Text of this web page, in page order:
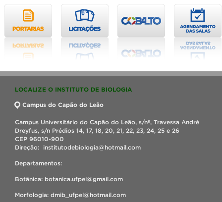
LOCALIZE O INSTITUTO DE BIOLOGIA
Campus do Capão do Leão
Campus Universitário do Capão do Leão, s/nº, Travessa André
Dreyfus, s/n Prédios 14, 17, 18, 20, 21, 22, 23, 24, 25 e 26
CEP 96010-900
Direção: institutodebiologia@hotmail.com
Departamentos:
Botânica: botanica.ufpel@gmail.com
Morfologia: dmib_ufpel@hotmail.com